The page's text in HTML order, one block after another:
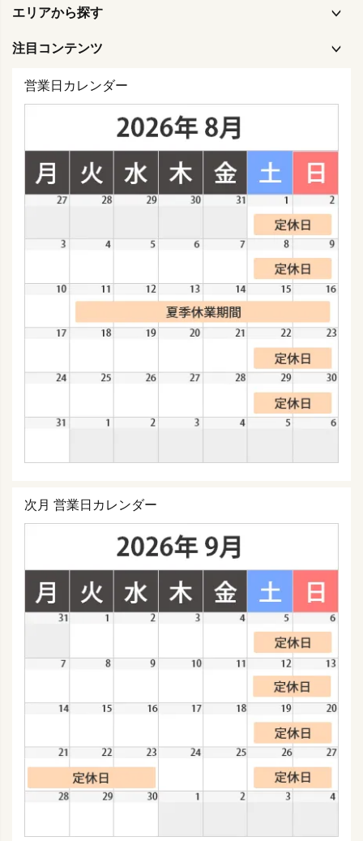
エリアから探す
注目コンテンツ
営業日カレンダー
次月 営業日カレンダー